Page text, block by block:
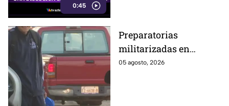
0:45
Preparatorias
militarizadas en
Guanajuato
05 agosto, 2026